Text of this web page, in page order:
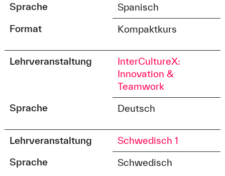
Sprache
Spanisch
Format
Kompaktkurs
Lehrveranstaltung
InterCultureX:
Innovation &
Teamwork
Sprache
Deutsch
Lehrveranstaltung
Schwedisch 1
Sprache
Schwedisch